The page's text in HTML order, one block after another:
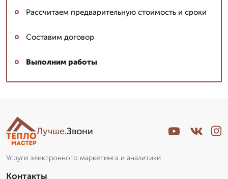
Рассчитаем предварительную стоимость и сроки
Составим договор
Выполним работы
Лучше.Звони
Услуги электронного маркетинга и аналитики
Контакты